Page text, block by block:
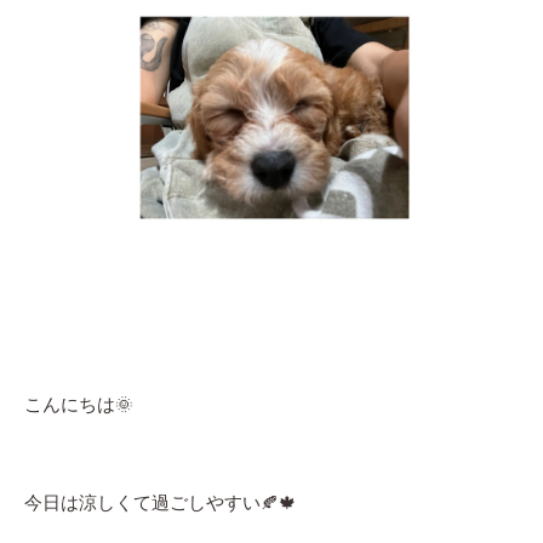
こんにちは🌞
今日は涼しくて過ごしやすい🍂🍁